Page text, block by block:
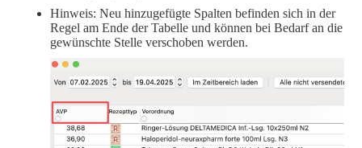
Hinweis: Neu hinzugefügte Spalten befinden sich in der
Regel am Ende der Tabelle und können bei Bedarf an die
gewünschte Stelle verschoben werden.